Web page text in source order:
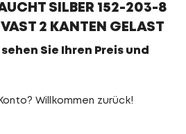
SILBER 152-203-8
2 KANTEN GELAST
Sie Ihren Preis und
Willkommen zurück!